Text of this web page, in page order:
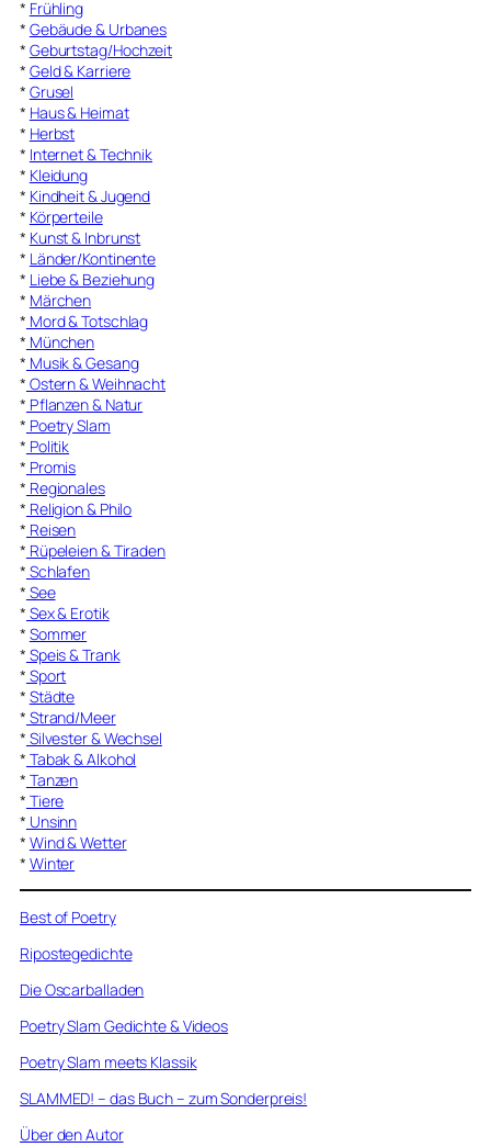
* Frühling
* Gebäude & Urbanes
* Geburtstag/Hochzeit
* Geld & Karriere
* Grusel
* Haus & Heimat
* Herbst
* Internet & Technik
* Kleidung
* Kindheit & Jugend
* Körperteile
* Kunst & Inbrunst
* Länder/Kontinente
* Liebe & Beziehung
* Märchen
* Mord & Totschlag
* München
* Musik & Gesang
* Ostern & Weihnacht
* Pflanzen & Natur
* Poetry Slam
* Politik
* Promis
* Regionales
* Religion & Philo
* Reisen
* Rüpeleien & Tiraden
* Schlafen
* See
* Sex & Erotik
* Sommer
* Speis & Trank
* Sport
* Städte
* Strand/Meer
* Silvester & Wechsel
* Tabak & Alkohol
* Tanzen
* Tiere
* Unsinn
* Wind & Wetter
* Winter
Best of Poetry
Ripostegedichte
Die Oscarballaden
Poetry Slam Gedichte & Videos
Poetry Slam meets Klassik
SLAMMED! – das Buch – zum Sonderpreis!
Über den Autor